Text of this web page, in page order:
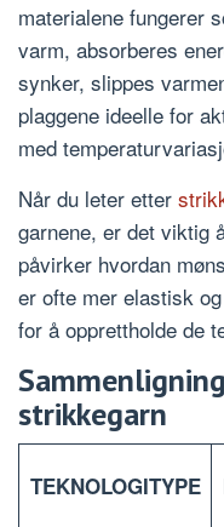
materialene fungerer
varm, absorberes
synker, slippes
plaggene ideelle for
med
Når du leter etter
garnene, er det viktig
påvirker hvordan
er ofte mer elastisk
for å opprettholde de
strikkegarn
TEKNOLOGITYPE